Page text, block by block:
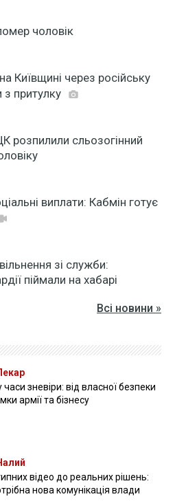
чоловік
Київщині через російську
з притулку
розпилили сльозогінний
виплати: Кабмін готує
зі служби:
піймали на хабарі
Всі новини »
часи зневіри: від власної безпеки
армії та бізнесу
відео до реальних рішень:
нова комунікація влади